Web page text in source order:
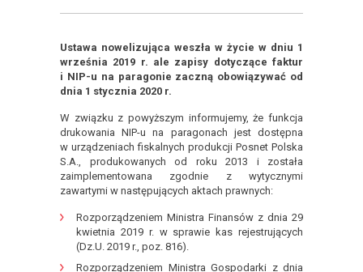
Ustawa nowelizująca weszła w życie w dniu 1
września 2019 r. ale zapisy dotyczące faktur
i NIP-u na paragonie zaczną obowiązywać od
dnia 1 stycznia 2020 r.
W związku z powyższym informujemy, że funkcja
drukowania NIP-u na paragonach jest dostępna
w urządzeniach fiskalnych produkcji Posnet Polska
S.A., produkowanych od roku 2013 i została
zaimplementowana zgodnie z wytycznymi
zawartymi w następujących aktach prawnych:
Rozporządzeniem Ministra Finansów z dnia 29
kwietnia 2019 r. w sprawie kas rejestrujących
(Dz.U. 2019 r., poz. 816).
Rozporządzeniem Ministra Gospodarki z dnia